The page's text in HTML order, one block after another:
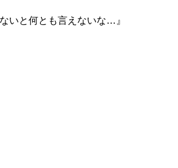
いと何とも言えないな…』